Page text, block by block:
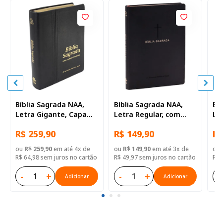
Bíblia Sagrada NAA,
Letra Gigante, Capa
R$ 259,90
ou R$ 259,90em até 4x de
R$ 64,98 sem juros no cartão
- + Adicionar
Bíblia Sagrada NAA,
Letra Regular, com
destacadas, com
mapa, Capa Couro
Sintético Preta
R$ 149,90
ou R$ 149,90em até 3x de
R$ 49,97 sem juros no cartão
- + Adicionar
ou
R$